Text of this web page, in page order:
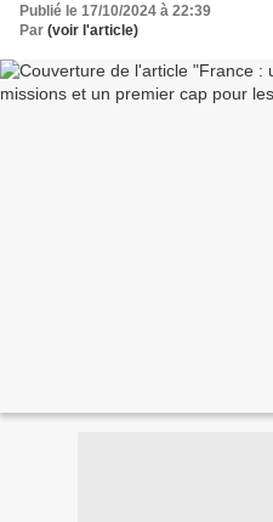
Publié le 17/10/2024 à 22:39
Par (voir l'article)